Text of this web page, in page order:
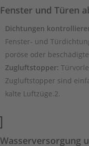
und Türen
Dichtungen
Fenster- und
poröse oder
Zugluftstopper:
Zugluftstopper sind
kalte Luftzüge.2.